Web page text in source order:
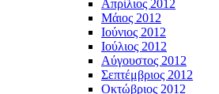
Απρίλιος 2012
Μάιος 2012
Ιούνιος 2012
Ιούλιος 2012
Αύγουστος 2012
Σεπτέμβριος 2012
Οκτώβριος 2012